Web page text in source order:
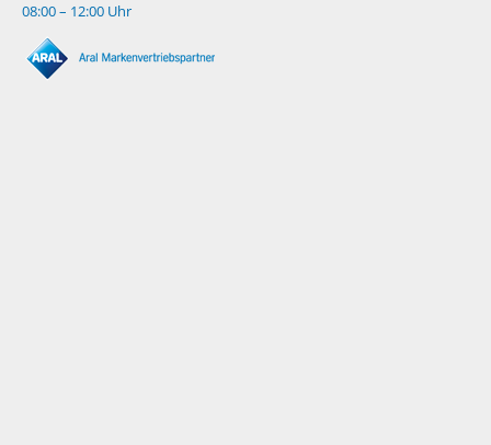
08:00 – 12:00 Uhr